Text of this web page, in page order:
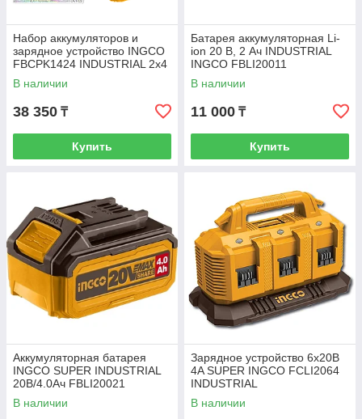
Набор аккумуляторов и
зарядное устройство INGCO
FBCPK1424 INDUSTRIAL 2x4
Ач
В наличии
38 350 ₸
Купить
Батарея аккумуляторная Li-
ion 20 В, 2 Ач INDUSTRIAL
INGCO FBLI20011
В наличии
11 000 ₸
Купить
Аккумуляторная батарея
INGCO SUPER INDUSTRIAL
20В/4.0Ач FBLI20021
В наличии
Зарядное устройство 6х20B
4A SUPER INGCO FCLI2064
INDUSTRIAL
В наличии